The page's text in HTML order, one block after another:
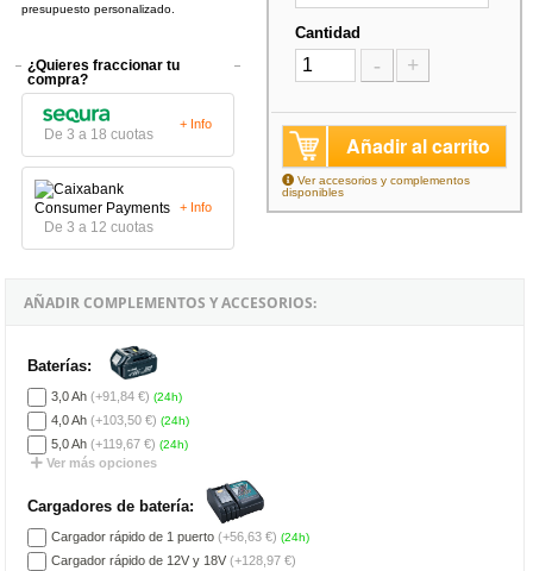
presupuesto personalizado.
¿Quieres fraccionar tu
compra?
De 3 a 18 cuotas
+ Info
De 3 a 12 cuotas
+ Info
Cantidad
- +
Añadir al carrito
Ver accesorios y complementos
disponibles
AÑADIR COMPLEMENTOS Y ACCESORIOS:
Baterías:
3,0 Ah (+91,84 €) (24h)
4,0 Ah (+103,50 €) (24h)
5,0 Ah (+119,67 €) (24h)
Ver más opciones
Cargadores de batería:
Cargador rápido de 1 puerto (+56,63 €) (24h)
Cargador rápido de 12V y 18V (+128,97 €)